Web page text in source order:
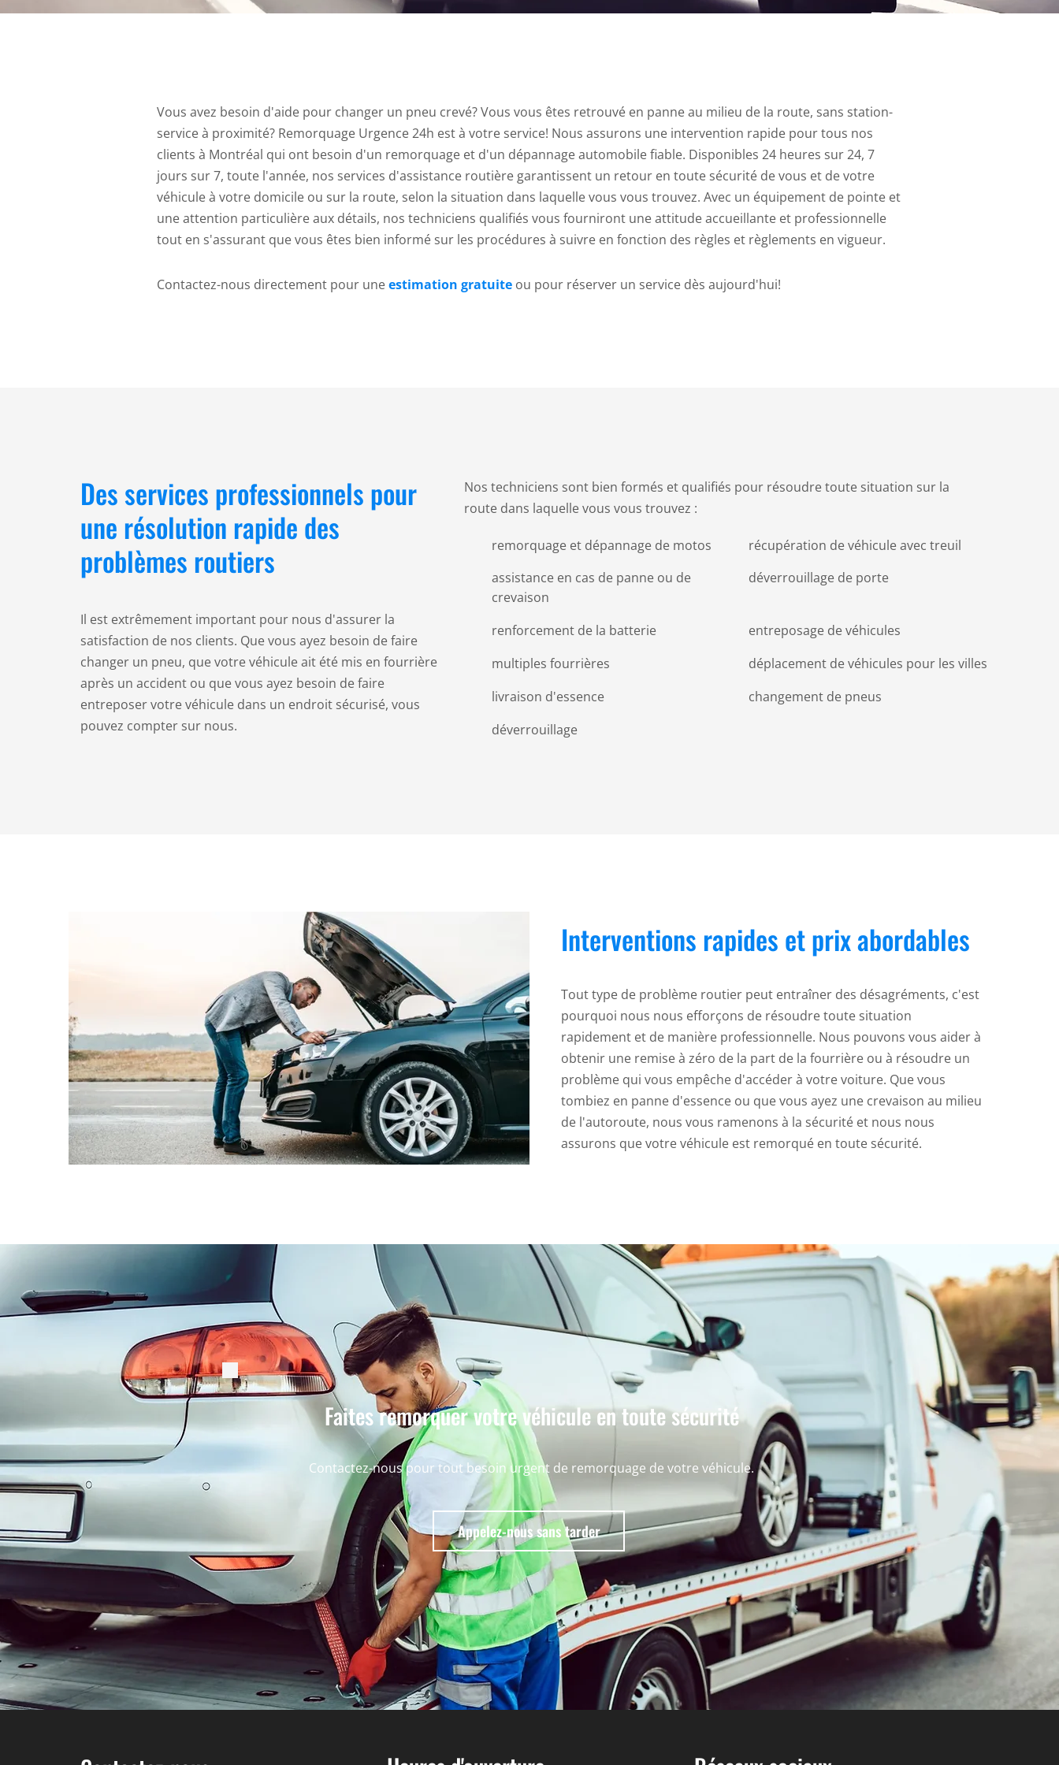
Vous avez besoin d'aide pour changer un pneu crevé? Vous vous êtes retrouvé en panne au milieu de la route, sans station-
service à proximité? Remorquage Urgence 24h est à votre service! Nous assurons une intervention rapide pour tous nos
clients à Montréal qui ont besoin d'un remorquage et d'un dépannage automobile fiable. Disponibles 24 heures sur 24, 7
jours sur 7, toute l'année, nos services d'assistance routière garantissent un retour en toute sécurité de vous et de votre
véhicule à votre domicile ou sur la route, selon la situation dans laquelle vous vous trouvez. Avec un équipement de pointe et
une attention particulière aux détails, nos techniciens qualifiés vous fourniront une attitude accueillante et professionnelle
tout en s'assurant que vous êtes bien informé sur les procédures à suivre en fonction des règles et règlements en vigueur.
Contactez-nous directement pour uneestimation gratuite ou pour réserver un service dès aujourd'hui!
Des services professionnels pour
une résolution rapide des
problèmes routiers
Il est extrêmement important pour nous d'assurer la
satisfaction de nos clients. Que vous ayez besoin de faire
changer un pneu, que votre véhicule ait été mis en fourrière
après un accident ou que vous ayez besoin de faire
entreposer votre véhicule dans un endroit sécurisé, vous
pouvez compter sur nous.
Nos techniciens sont bien formés et qualifiés pour résoudre toute situation sur la
route dans laquelle vous vous trouvez :
remorquage et dépannage de motos
récupération de véhicule avec treuil
assistance en cas de panne ou de
crevaison
déverrouillage de porte
renforcement de la batterie
entreposage de véhicules
multiples fourrières
déplacement de véhicules pour les villes
livraison d'essence
changement de pneus
déverrouillage
Interventions rapides et prix abordables
Tout type de problème routier peut entraîner des désagréments, c'est
pourquoi nous nous efforçons de résoudre toute situation
rapidement et de manière professionnelle. Nous pouvons vous aider à
obtenir une remise à zéro de la part de la fourrière ou à résoudre un
problème qui vous empêche d'accéder à votre voiture. Que vous
tombiez en panne d'essence ou que vous ayez une crevaison au milieu
de l'autoroute, nous vous ramenons à la sécurité et nous nous
assurons que votre véhicule est remorqué en toute sécurité.
Faites remorquer votre véhicule en toute sécurité
Contactez-nous pour tout besoin urgent de remorquage de votre véhicule.
Appelez-nous sans tarder